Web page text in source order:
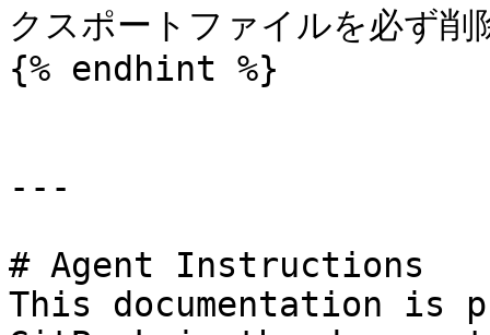
クスポートファイルを必ず削
{% endhint %}
---
# Agent Instructions
This documentation is